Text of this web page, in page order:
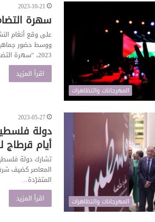
المهرجانات والتظاهرات
2023-10-21
سهرة
على وقع أنغام
2023، “سهرة التضامن مع…
اقرأ المزيد
المهرجانات والتظاهرات
2023-05-27
دولة
أيام
تشارك دولة
المعاصر كضيف
المتفرّدة…
اقرأ المزيد